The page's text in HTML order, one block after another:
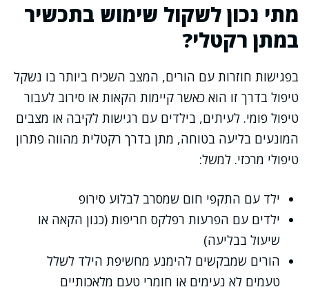
מתי נכון לשקול שימוש בתכשיר
במתן רקטלי?
בפגישות חוזרות עם הורים, המצב השכיח ביותר בו נשקל
טיפול בדרך זו הוא כאשר קיימות הקאות או סירוב לעבור
טיפול פומי. לעיתים, בילדים עם רגישות לקיבה או מצבים
המונעים בליעה בטוחה, מתן בדרך רקטלית מהווה פתרון
טיפולי מרכזי. למשל:
ילד עם התקפי חום שמסרב לבלוע סירופ
ילדים עם הפרעות רפלקס חריפות (כגון הקאה או
שיעול בבליעה)
הורים שמבקשים להימנע מחשיפת הילד לשלל
טעמים לא נעימים או חומרי טעם מלאכותיים